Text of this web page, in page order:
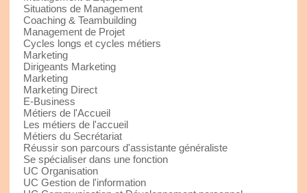
Situations de Management
Coaching & Teambuilding
Management de Projet
Cycles longs et cycles métiers
Marketing
Dirigeants Marketing
Marketing
Marketing Direct
E-Business
Métiers de l'Accueil
Les métiers de l'accueil
Métiers du Secrétariat
Réussir son parcours d'assistante généraliste
Se spécialiser dans une fonction
UC Organisation
UC Gestion de l'information